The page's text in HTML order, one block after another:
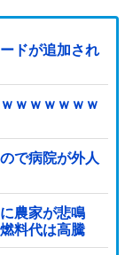
ドが追加され
ｗｗｗｗｗｗ
で病院が外人
に農家が悲鳴
料代は高騰